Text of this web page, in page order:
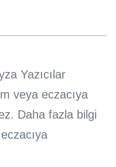
Yazıcılar
veya eczacıya
Daha fazla bilgi